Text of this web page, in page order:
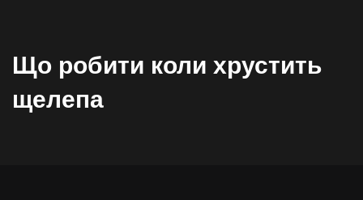
Що робити коли хрустить
щелепа